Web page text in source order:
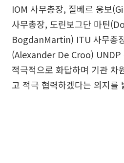
IOM 사무총장, 질베르 웅보
사무총장, 도린보그단 마틴
BogdanMartin) ITU 사무총
(Alexander De Croo) UNDP
적극적으로 화답하며 기관 차
고 적극 협력하겠다는 의지를